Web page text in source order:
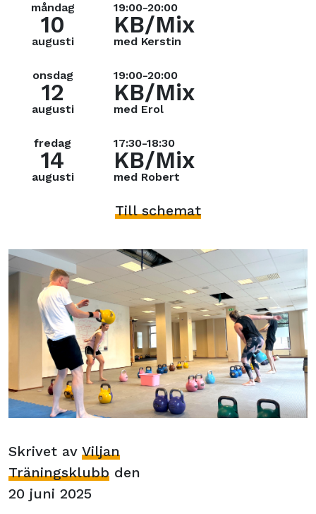
Skrivet av Viljan
Träningsklubb den
20 juni 2025
måndag
10
augusti
19:00-20:00
KB/Mix
med Kerstin
onsdag
12
augusti
19:00-20:00
KB/Mix
med Erol
fredag
14
augusti
17:30-18:30
KB/Mix
med Robert
Till schemat